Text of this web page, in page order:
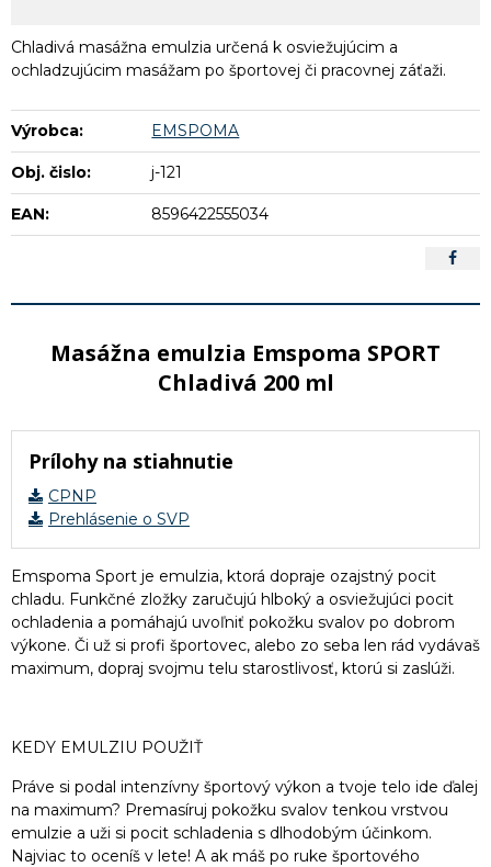
Chladivá masážna emulzia určená k osviežujúcim a
ochladzujúcim masážam po športovej či pracovnej záťaži.
Výrobca: EMSPOMA
Obj. čislo: j-121
EAN: 8596422555034
Masážna emulzia Emspoma SPORT
Chladivá 200 ml
Prílohy na stiahnutie
CPNP
Prehlásenie o SVP
Emspoma Sport je emulzia, ktorá dopraje ozajstný pocit
chladu. Funkčné zložky zaručujú hlboký a osviežujúci pocit
ochladenia a pomáhajú uvoľniť pokožku svalov po dobrom
výkone. Či už si profi športovec, alebo zo seba len rád vydávaš
maximum, dopraj svojmu telu starostlivosť, ktorú si zaslúži.
KEDY EMULZIU POUŽIŤ
Práve si podal intenzívny športový výkon a tvoje telo ide ďalej
na maximum? Premasíruj pokožku svalov tenkou vrstvou
emulzie a uži si pocit schladenia s dlhodobým účinkom.
Najviac to oceníš v lete! A ak máš po ruke športového